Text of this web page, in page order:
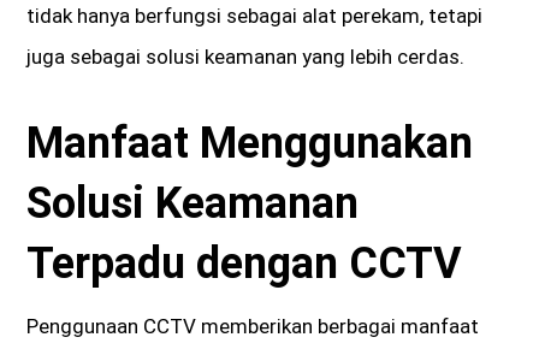
tidak hanya berfungsi sebagai alat perekam, tetapi
juga sebagai solusi keamanan yang lebih cerdas.
Manfaat Menggunakan
Solusi Keamanan
Terpadu dengan CCTV
Penggunaan CCTV memberikan berbagai manfaat